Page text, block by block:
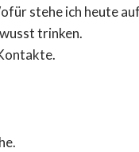
stehe ich heute
trinken.